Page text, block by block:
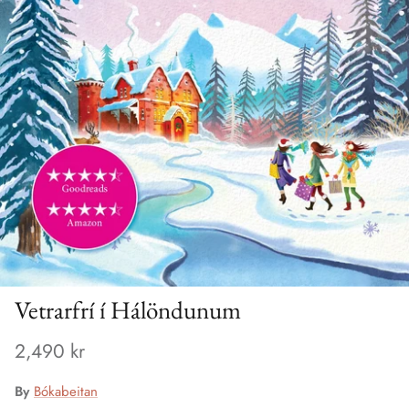
Vetrarfrí í Hálöndunum
2,490 kr
By Bókabeitan